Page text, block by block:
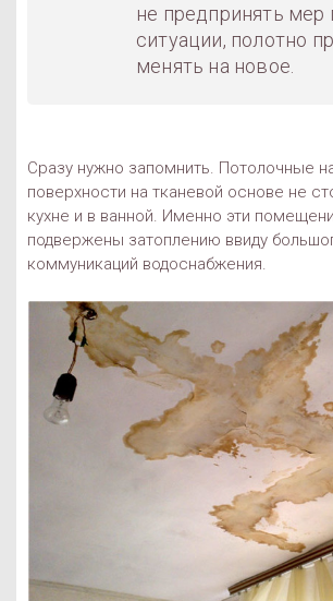
не предпринять
ситуации, полотно
менять на новое.
Сразу нужно запомнить. Потолочные
поверхности на тканевой основе не
кухне и в ванной. Именно эти
подвержены затоплению ввиду
коммуникаций водоснабжения.